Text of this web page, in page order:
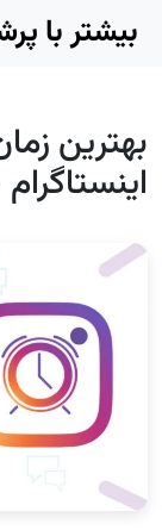
Skip to main content
بیشتر با
بهترین